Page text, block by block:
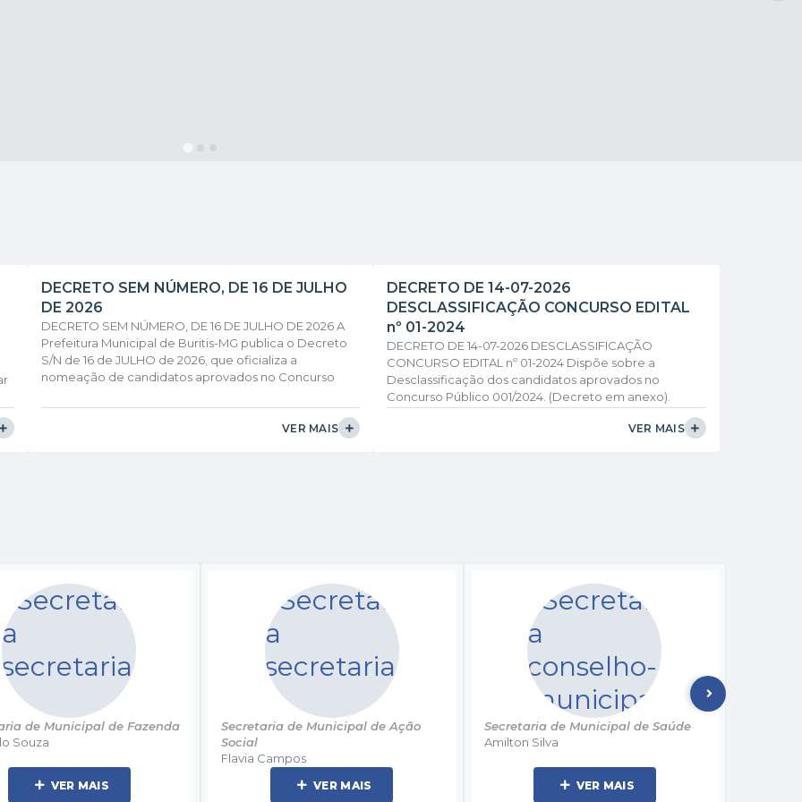
DECRETO SEM NÚMERO, DE 16 DE JULHO
DE 2026
DECRETO SEM NÚMERO, DE 16 DE JULHO DE 2026 A
Prefeitura Municipal de Buritis-MG publica o Decreto
S/N de 16 de JULHO de 2026, que oficializa a
nomeação de candidatos aprovados no Concurso
2131 de 16 de dezembro de 2024 e 2184 de 20 de
fevereiro de 2025. Os nomeados devem cumprir os
VER MAIS
DECRETO DE 14-07-2026
DESCLASSIFICAÇÃO CONCURSO EDITAL
nº 01-2024
DECRETO DE 14-07-2026 DESCLASSIFICAÇÃO
CONCURSO EDITAL nº 01-2024 Dispõe sobre a
Desclassificação dos candidatos aprovados no
Concurso Público 001/2024. (Decreto em anexo).
VER MAIS
Secretaria de Municipal de Ação
Secretaria de Municipal de Saúde
Secretaria de Municipal de